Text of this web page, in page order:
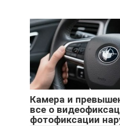
Камера и
все о
фотофиксации